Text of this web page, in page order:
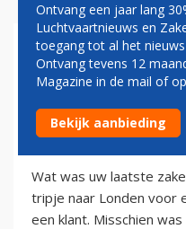
GUILLAUME
THE REAL
20 juli 2010
Wat was uw laatste
tripje naar Londen voor
een klant. Misschien
Ontvang een jaar lang
Luchtvaartnieuws en
toegang tot al het
Ontvang tevens 12
Magazine in de mail of
Bekijk aanbieding